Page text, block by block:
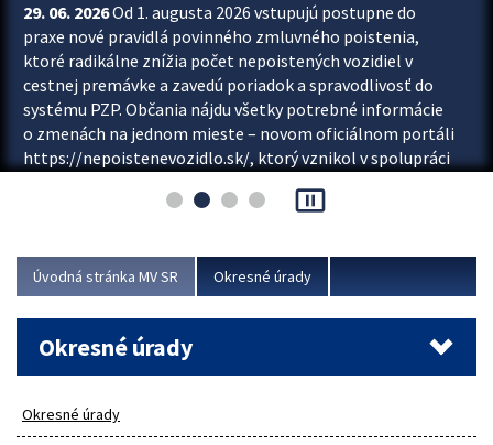
29. 06. 2026Od 1. augusta 2026 vstupujú postupne do
praxe nové pravidlá povinného zmluvného poistenia,
ktoré radikálne znížia počet nepoistených vozidiel v
cestnej premávke a zavedú poriadok a spravodlivosť do
systému PZP. Občania nájdu všetky potrebné informácie
o zmenách na jednom mieste – novom oficiálnom portáli
https://nepoistenevozidlo.sk/, ktorý vznikol v spolupráci
asociácie poisťovní (SLASPO) a Ministerstva vnútra SR.
Viac
pause_presentation
Úvodná stránka MV SR Okresné úrady
Okresné úrady
Okresné úrady